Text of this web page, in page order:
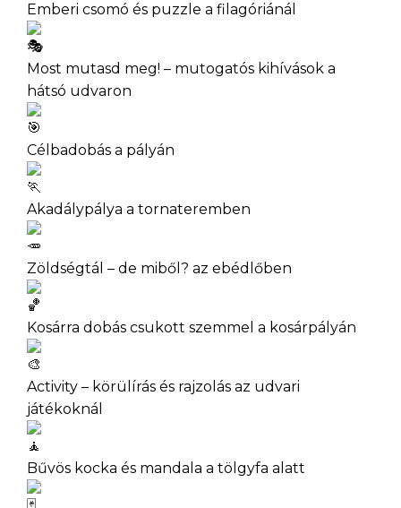
Emberi csomó és puzzle a filagóriánál
Most mutasd meg! – mutogatós kihívások a
hátsó udvaron
Célbadobás a pályán
Akadálypálya a tornateremben
Zöldségtál – de miből? az ebédlőben
Kosárra dobás csukott szemmel a kosárpályán
Activity – körülírás és rajzolás az udvari
játékoknál
Bűvös kocka és mandala a tölgyfa alatt